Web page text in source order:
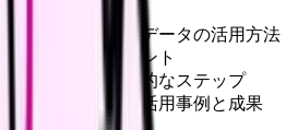
と具体的な数値データの活用方法
作成手順とポイント
するための実践的なステップ
おける具体的な活用事例と成果